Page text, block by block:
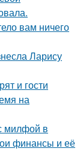
вам ничего
Ларису
и гости
на
милфой в
финансы и её